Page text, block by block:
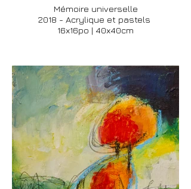
Mémoire universelle
2018 - Acrylique et pastels
16x16po | 40x40cm